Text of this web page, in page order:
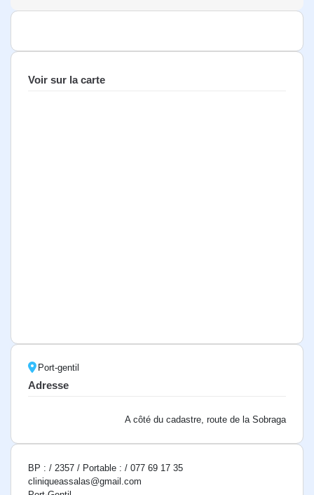
Voir sur la carte
Port-gentil
Adresse
A côté du cadastre, route de la Sobraga
BP : / 2357 / Portable : / 077 69 17 35
cliniqueassalas@gmail.com